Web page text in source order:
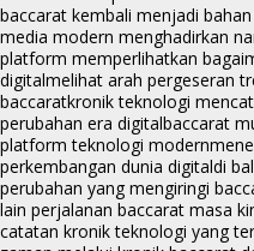
baccarat kembali menjadi
media modern menghadirkan
platform memperlihatkan
digitalmelihat arah pergeseran
baccaratkronik teknologi
perubahan era digitalbaccarat
platform teknologi modern
perkembangan dunia digitaldi
perubahan yang mengiringi
lain perjalanan baccarat masa
catatan kronik teknologi yang